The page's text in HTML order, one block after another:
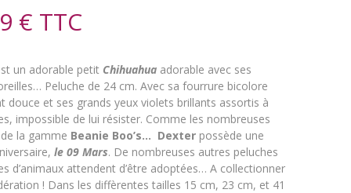
€ TTC
un adorable petit Chihuahuaadorable avec ses
Peluche de 24 cm. Avec sa fourrure bicolore
douce et ses grands yeux violets brillants assortis à
impossible de lui résister. Comme les nombreuses
la gamme Beanie Boo’s… Dexter possède une
le 09 Mars. De nombreuses autres peluches
d’animaux attendent d’être adoptées… A collectionner
! Dans les diffèrentes tailles 15 cm, 23 cm, et 41